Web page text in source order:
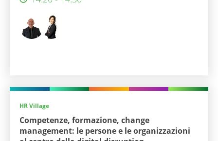
HR Village
Competenze, formazione, change
management: le persone e le organizzazioni